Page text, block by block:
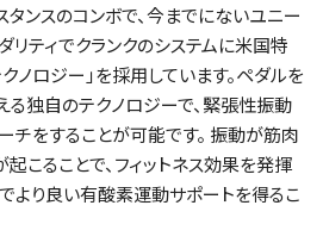
ンスのコンボで、今までにないユニー
ティ​でクランクのシステムに米国特
ロジー」を採用しています。ペダルを
る独自のテクノロジーで、緊張性振動
チをすることが可能です。 ​振動が筋肉
こることで、フィットネス効果を発揮
より良い有酸素運動サポートを得るこ